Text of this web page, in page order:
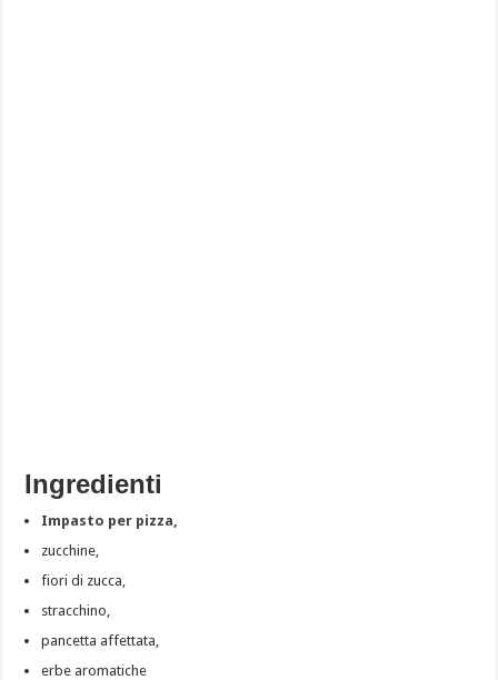
Ingredienti
Impasto per pizza,
zucchine,
fiori di zucca,
stracchino,
pancetta affettata,
erbe aromatiche